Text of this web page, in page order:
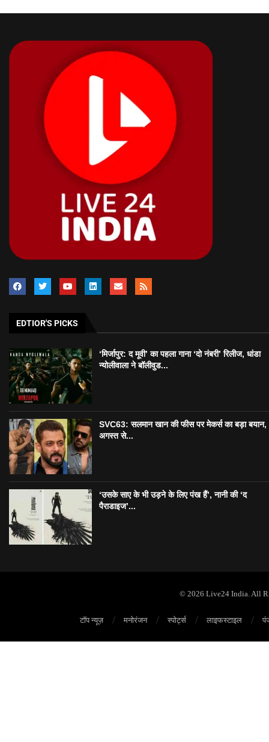
EDTIOR'S PICKS
‘मिर्जापुर: द मूवी’ का पहला गाना ‘दो नंबरी’ रिलीज, धांडा
न्योलीवाला ने बॉलीवुड...
SVC63: सलमान खान की फीस पर मेकर्स का बड़ा बयान,
अगस्त से...
‘उसके साए के भी उड़ने के लिए पंख हैं’, नानी की ‘द
पैराडाइज’...
© 2026 Live24 India. All
टॉप न्यूज़ मनोरंजन स्पोर्ट्स लाइफस्टाइल